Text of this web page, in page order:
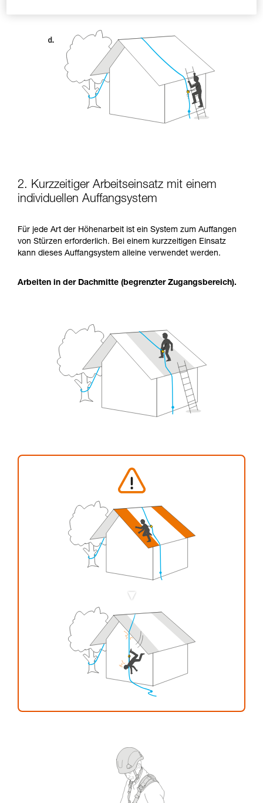
2. Kurzzeitiger Arbeitseinsatz mit einem
individuellen Auffangsystem
Für jede Art der Höhenarbeit ist ein System zum Auffangen
von Stürzen erforderlich. Bei einem kurzzeitigen Einsatz
kann dieses Auffangsystem alleine verwendet werden.
Arbeiten in der Dachmitte (begrenzter Zugangsbereich).